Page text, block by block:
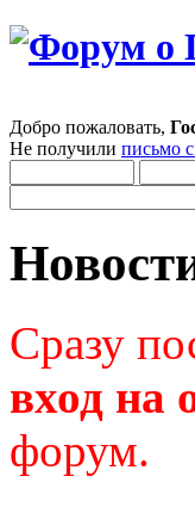
Добро пожаловать,
Не получили письмо
Сразу
вход на
форум.